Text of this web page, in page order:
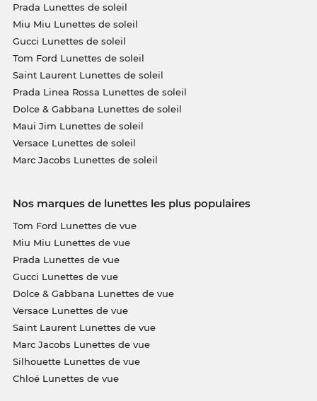
Prada Lunettes de soleil
Miu Miu Lunettes de soleil
Gucci Lunettes de soleil
Tom Ford Lunettes de soleil
Saint Laurent Lunettes de soleil
Prada Linea Rossa Lunettes de soleil
Dolce & Gabbana Lunettes de soleil
Maui Jim Lunettes de soleil
Versace Lunettes de soleil
Marc Jacobs Lunettes de soleil
Nos marques de lunettes les plus populaires
Tom Ford Lunettes de vue
Miu Miu Lunettes de vue
Prada Lunettes de vue
Gucci Lunettes de vue
Dolce & Gabbana Lunettes de vue
Versace Lunettes de vue
Saint Laurent Lunettes de vue
Marc Jacobs Lunettes de vue
Silhouette Lunettes de vue
Chloé Lunettes de vue